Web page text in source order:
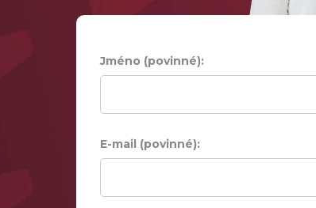
Jméno (povinné):
E-mail (povinné):